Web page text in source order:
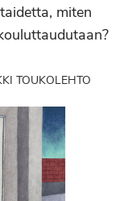
miten
TOUKOLEHTO